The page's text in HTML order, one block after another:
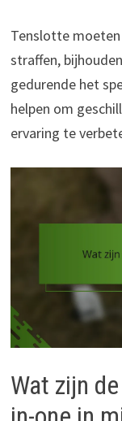
Tenslotte
straffen,
gedurende het
helpen om
ervaring te
Wat zijn